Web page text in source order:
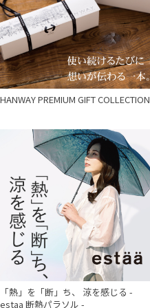
HANWAY PREMIUM GIFT COLLECTION
「熱」を「断」ち、 涼を感じる -
estaa 断熱パラソル -